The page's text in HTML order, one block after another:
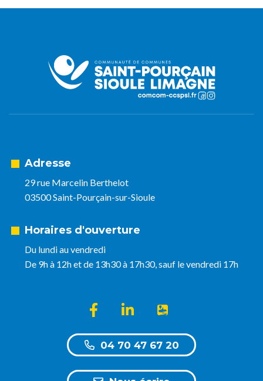
Adresse
29 rue Marcelin Berthelot
03500 Saint-Pourçain-sur-Sioule
Horaires d'ouverture
Du lundi au vendredi
De 9h à 12h et de 13h30 à 17h30, sauf le vendredi 17h
Lien vers le compte Facebook
Lien vers le compte Linkedin
Lien vers l'appli
04 70 47 67 20